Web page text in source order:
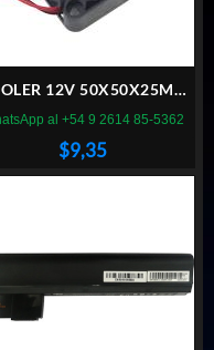
12V 50X50X25MM
CONECTOR 3 PINES
$9,35
al +54 9 2614 85-5362